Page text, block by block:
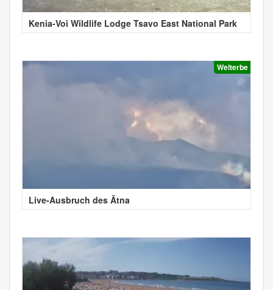
Kenia-Voi Wildlife Lodge Tsavo East National Park
Welterbe
Live-Ausbruch des Ätna